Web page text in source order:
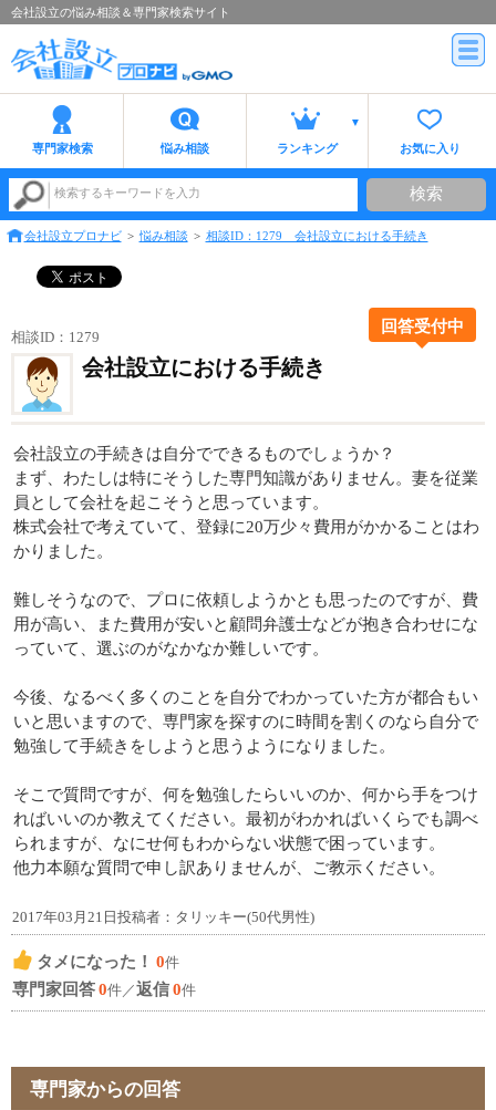
会社設立の悩み相談＆専門家検索サイト
専門家検索 悩み相談 ランキング お気に入り
検索するキーワードを入力 検索
会社設立プロナビ 悩み相談 相談ID：1279 会社設立における手続き
相談ID：1279
回答受付中
会社設立における手続き
会社設立の手続きは自分でできるものでしょうか？
まず、わたしは特にそうした専門知識がありません。妻を従業
員として会社を起こそうと思っています。
株式会社で考えていて、登録に20万少々費用がかかることはわ
かりました。
難しそうなので、プロに依頼しようかとも思ったのですが、費
用が高い、また費用が安いと顧問弁護士などが抱き合わせにな
っていて、選ぶのがなかなか難しいです。
今後、なるべく多くのことを自分でわかっていた方が都合もい
いと思いますので、専門家を探すのに時間を割くのなら自分で
勉強して手続きをしようと思うようになりました。
そこで質問ですが、何を勉強したらいいのか、何から手をつけ
ればいいのか教えてください。最初がわかればいくらでも調べ
られますが、なにせ何もわからない状態で困っています。
他力本願な質問で申し訳ありませんが、ご教示ください。
2017年03月21日投稿者：タリッキー(50代男性)
タメになった！ 0件
専門家回答0件／返信0件
専門家からの回答